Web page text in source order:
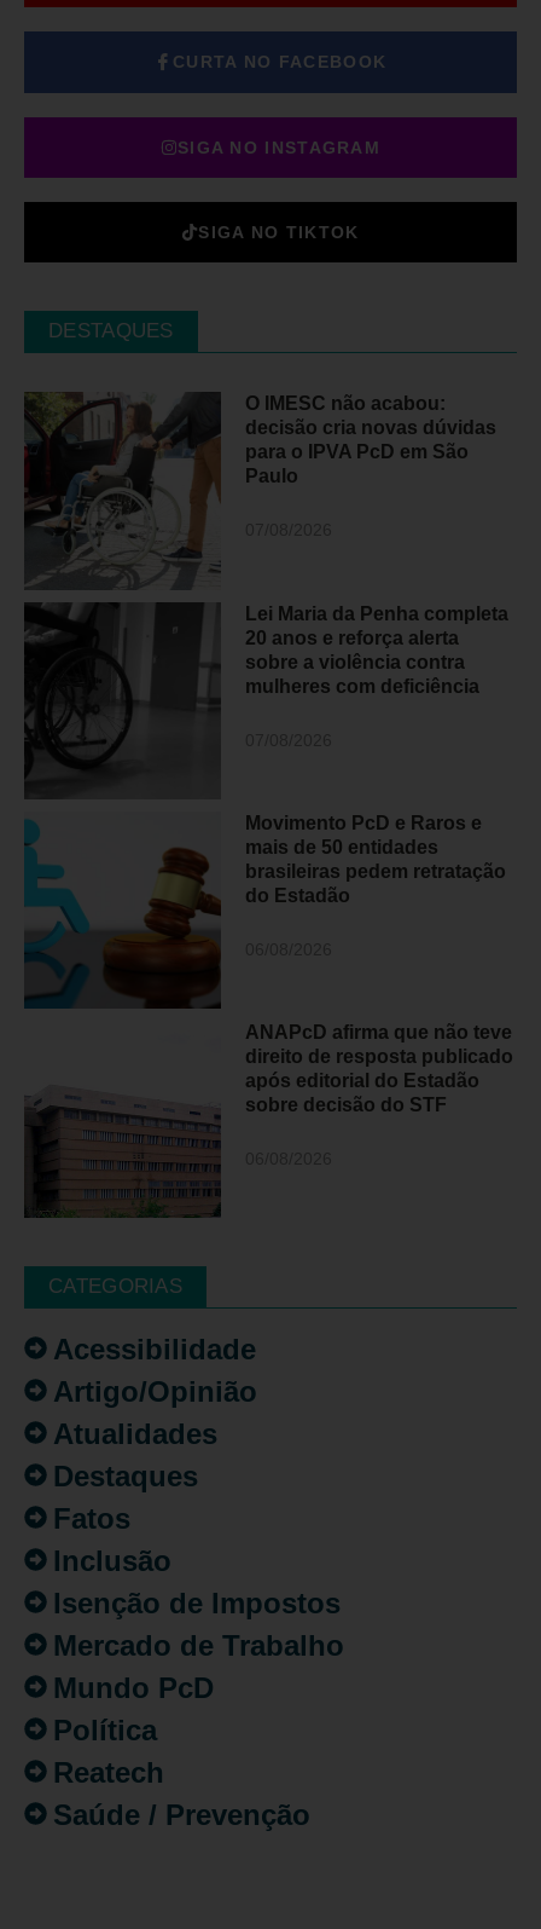
CURTA NO FACEBOOK
SIGA NO INSTAGRAM
SIGA NO TIKTOK
DESTAQUES
O IMESC não acabou:
decisão cria novas dúvidas
para o IPVA PcD em São
Paulo
Lei Maria da Penha completa
20 anos e reforça alerta
sobre a violência contra
mulheres com deficiência
Movimento PcD e Raros e
mais de 50 entidades
brasileiras pedem retratação
do Estadão
ANAPcD afirma que não teve
direito de resposta publicado
após editorial do Estadão
sobre decisão do STF
CATEGORIAS
Acessibilidade
Artigo/Opinião
Atualidades
Destaques
Fatos
Inclusão
Isenção de Impostos
Mercado de Trabalho
Mundo PcD
Política
Reatech
Saúde / Prevenção